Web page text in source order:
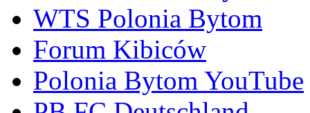
WTS Polonia Bytom
Forum Kibiców
Polonia Bytom YouTube